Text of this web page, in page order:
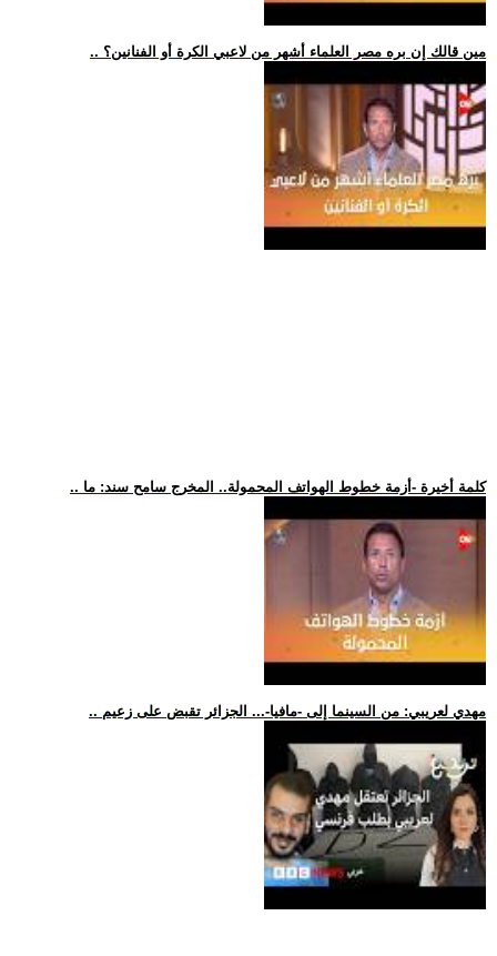
.. مين قالك إن بره مصر العلماء أشهر من لاعبي الكرة أو الفنانين؟
.. كلمة أخيرة -أزمة خطوط الهواتف المحمولة.. المخرج سامح سند: ما
.. مهدي لعريبي: من السينما إلى -مافيا-... الجزائر تقبض على زعيم